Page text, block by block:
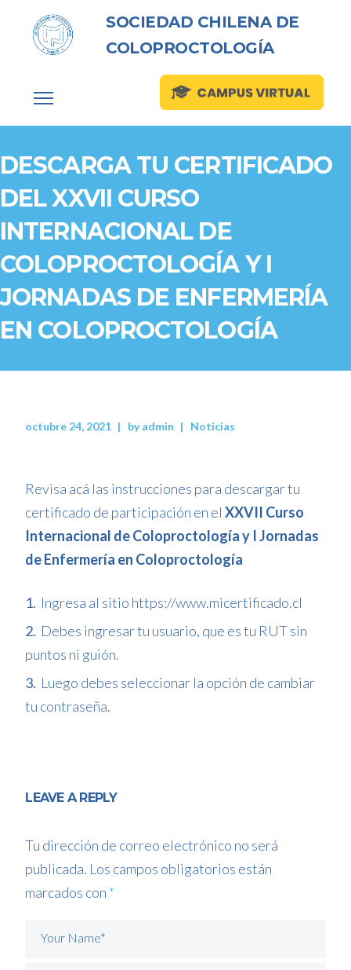
SOCIEDAD CHILENA DE
COLOPROCTOLOGÍA
DESCARGA TU CERTIFICADO
DEL XXVII CURSO
INTERNACIONAL DE
COLOPROCTOLOGÍA Y I
JORNADAS DE ENFERMERÍA
EN COLOPROCTOLOGÍA
octubre 24, 2021 byadmin Noticias
Revisa acá las instrucciones para descargar tu
certificado de participación en elXXVII Curso
Internacional de Coloproctología y I Jornadas
de Enfermería en Coloproctología
Ingresa al sitio https://www.micertificado.cl
Debes ingresar tu usuario, que es tu RUT sin
puntos ni guión.
Luego debes seleccionar la opción de cambiar
tu contraseña.
LEAVE A REPLY
Tu dirección de correo electrónico no será
publicada. Los campos obligatorios están
marcados con *
Your Name*